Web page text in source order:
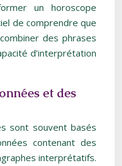
un horoscope
de comprendre que
des phrases
d’interprétation
et des
sont souvent basés
contenant des
interprétatifs.